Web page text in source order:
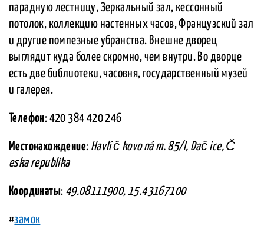
парадную лестницу, Зеркальный зал, кессонный
потолок, коллекцию настенных часов, Французский зал
и другие помпезные убранства. Внешне дворец
выглядит куда более скромно, чем внутри. Во дворце
есть две библиотеки, часовня, государственный музей
и галерея.
Телефон: 420 384 420 246
Местонахождение: Havlí č kovo ná m. 85/I, Dač ice, Č
eska republika
Координаты: 49.08111900, 15.43167100
#замок